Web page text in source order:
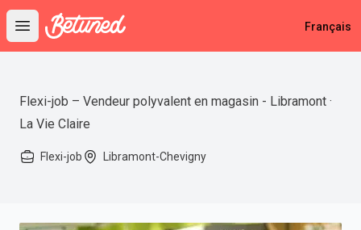
Open main menu
Betuned Français
Flexi-job – Vendeur polyvalent en magasin - Libramont ·
La Vie Claire
Flexi-job Libramont-Chevigny